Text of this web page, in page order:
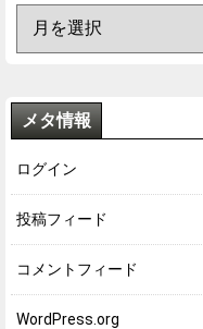
メタ情報
ログイン
投稿フィード
コメントフィード
WordPress.org